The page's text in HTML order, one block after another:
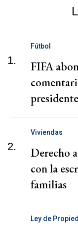
1.
Fútbol
FIFA
2.
Viviendas
Derecho
con la
familias
Ley de